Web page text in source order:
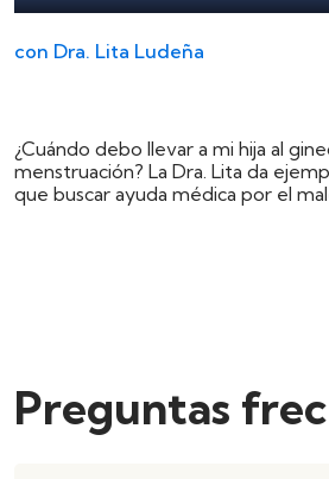
Play Mute
con Dra. Lita Ludeña
¿Cuándo debo llevar a mi hija al
menstruación? La Dra. Lita da
que buscar ayuda médica por el
Preguntas